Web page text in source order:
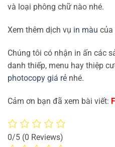
và loại phông chữ nào nhé.
Xem thêm dịch vụ in màu của
Chúng tôi có nhận in ấn các
danh thiếp, menu hay thiệp
photocopy giá rẻ nhé.
Cảm ơn bạn đã xem bài viết:
0/5 (0 Reviews)